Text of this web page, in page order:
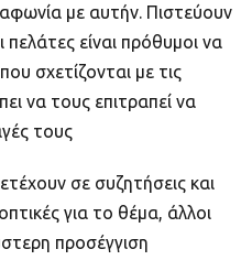
με αυτήν. Πιστεύουν
πελάτες είναι πρόθυμοι να
σχετίζονται με τις
να τους επιτραπεί να
τους
σε συζητήσεις και
για το θέμα, άλλοι
προσέγγιση